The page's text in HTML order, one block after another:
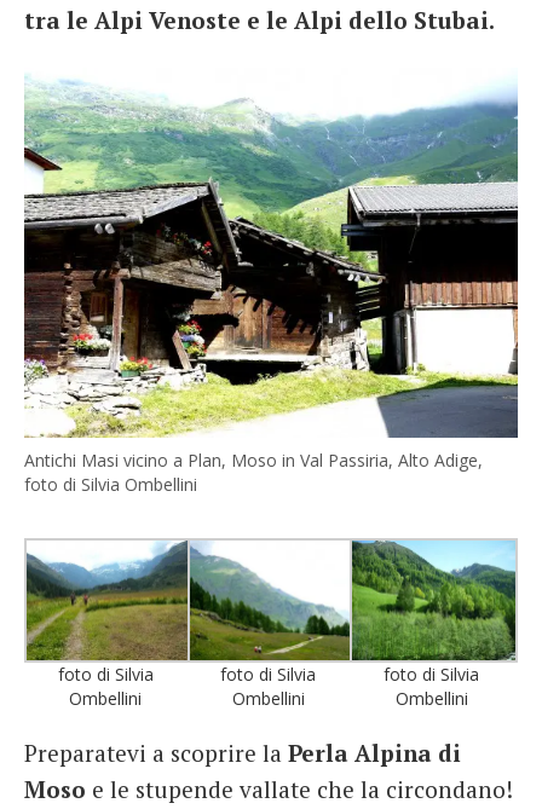
tra le Alpi Venoste e le Alpi dello Stubai.
Antichi Masi vicino a Plan, Moso in Val Passiria, Alto Adige,
foto di Silvia Ombellini
foto di Silvia
Ombellini
foto di Silvia
Ombellini
foto di Silvia
Ombellini
Preparatevi a scoprire la Perla Alpina di
Moso e le stupende vallate che la circondano!